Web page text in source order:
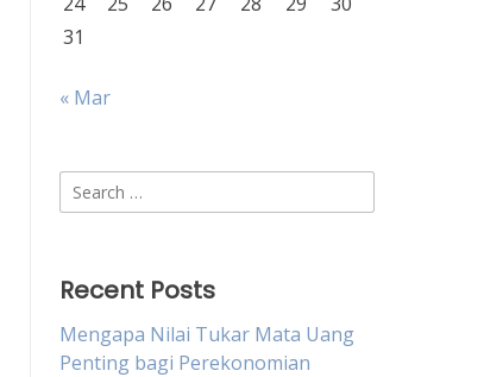
31
« Mar
Search
for:
Recent Posts
Mengapa Nilai Tukar Mata Uang
Penting bagi Perekonomian